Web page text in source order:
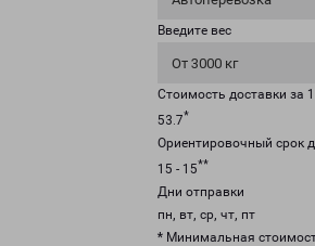
Введите вес
От 3000 кг
Стоимость доставки за
53.7*
Ориентировочный срок
15 - 15**
Дни отправки
пн, вт, ср, чт, пт
* Минимальная